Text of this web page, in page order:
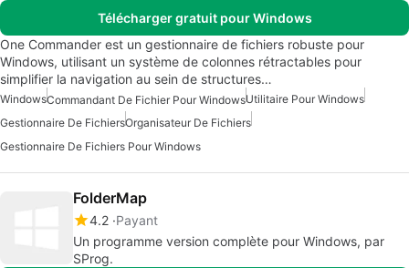
Télécharger gratuit pour Windows
One Commander est un gestionnaire de fichiers robuste pour
Windows, utilisant un système de colonnes rétractables pour
simplifier la navigation au sein de structures…
WindowsCommandant De Fichier Pour WindowsUtilitaire Pour Windows
Gestionnaire De FichiersOrganisateur De Fichiers
Gestionnaire De Fichiers Pour Windows
FolderMap
4.2 Payant
Un programme version complète pour Windows, par
SProg.